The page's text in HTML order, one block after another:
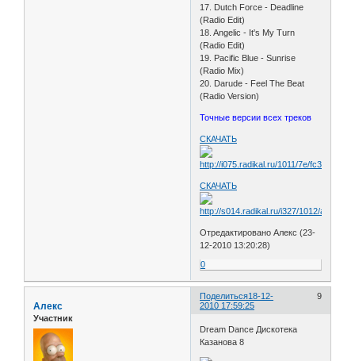
17. Dutch Force - Deadline
(Radio Edit)
18. Angelic - It's My Turn
(Radio Edit)
19. Pacific Blue - Sunrise
(Radio Mix)
20. Darude - Feel The Beat
(Radio Version)
Точные версии всех треков
СКАЧАТЬ
СКАЧАТЬ
Отредактировано Алекс (23-
12-2010 13:20:28)
0
Поделиться 9
18-12-
2010 17:59:25
Алекс
Участник
Dream Dance Дискотека
Казанова 8